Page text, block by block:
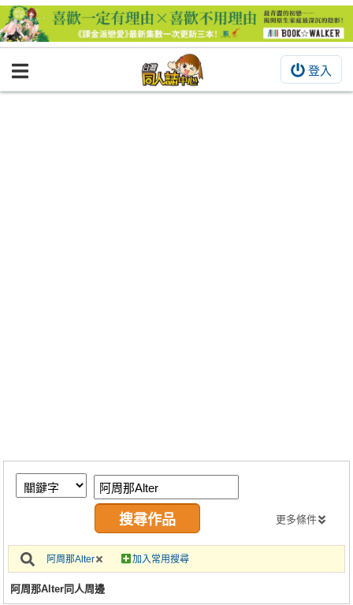
登入
BOOKY書集倉庫
繪圖藝廊
交流中心
攤位轉讓區
會員功能選單
更多條件
阿周那Alter 加入常用搜尋
阿周那Alter同人周邊